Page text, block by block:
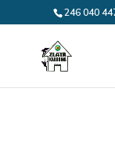
246 040